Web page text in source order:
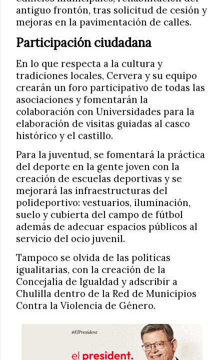
antiguo frontón, tras solicitud de cesión y
mejoras en la pavimentación de calles.
Participación ciudadana
En lo que respecta a la cultura y
tradiciones locales, Cervera y su equipo
crearán un foro participativo de todas las
asociaciones y fomentarán la
colaboración con Universidades para la
elaboración de visitas guiadas al casco
histórico y el castillo.
Para la juventud, se fomentará la práctica
del deporte en la gente joven con la
creación de escuelas deportivas y se
mejorará las infraestructuras del
polideportivo: vestuarios, iluminación,
suelo y cubierta del campo de fútbol
además de adecuar espacios públicos al
servicio del ocio juvenil.
Tampoco se olvida de las políticas
igualitarias, con la creación de la
Concejalía de Igualdad y adscribir a
Chulilla dentro de la Red de Municipios
Contra la Violencia de Género.